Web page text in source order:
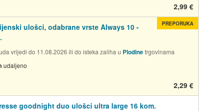
2,99 €
ulošci, odabrane vrste Always 10 -
vrijedi do 11.08.2026 ili do isteka zaliha u Plodinetrgovinama
udaljeno
2,29 €
PREPORUKA
goodnight duo ulošci ultra large 16 kom.